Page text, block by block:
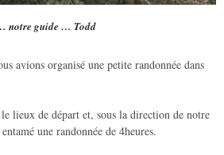
notre guide … Todd
avions organisé une petite randonnée dans
lieux de départ et, sous la direction de notre
une randonnée de 4heures.